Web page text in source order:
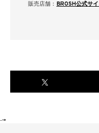
販売店舗： BROSH公式サイ
-->